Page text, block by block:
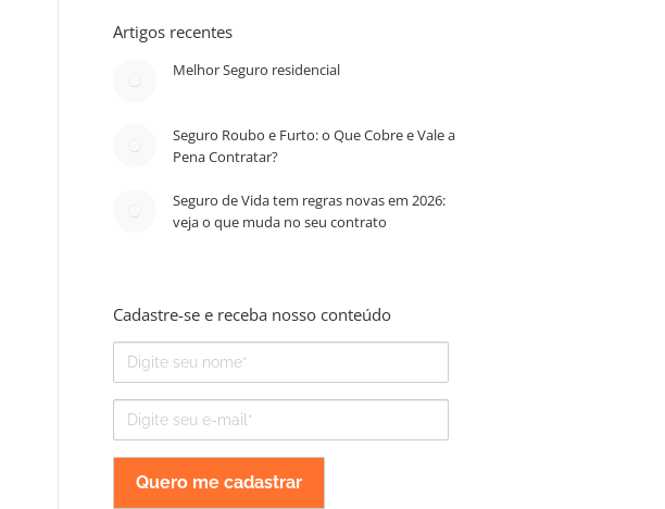
Artigos recentes
Melhor Seguro residencial
Seguro Roubo e Furto: o Que Cobre e Vale a
Pena Contratar?
Seguro de Vida tem regras novas em 2026:
veja o que muda no seu contrato
Cadastre-se e receba nosso conteúdo
Nome
mail